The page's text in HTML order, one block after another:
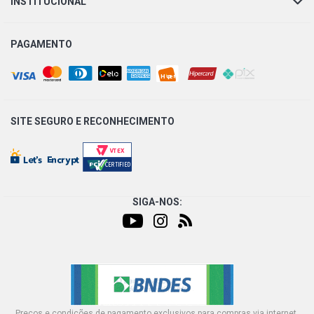
OM611LA DIESEL (2001 - 2016)
SPRINTER 415 FURGAO EXTRA LONGO FURGAO 2.2 16V
SPRINTER 515 FURGAO EXTRA LONGO FURGAO 2.2 16V
OM651LA DIESEL (2012 - 2021)
SPRINTER 415 VAN LUXO TETO BAIXO VAN 2.2 16V
OM651LA DIESEL (2012 - 2021)
PAGAMENTO
SITE SEGURO E RECONHECIMENTO
SIGA-NOS: